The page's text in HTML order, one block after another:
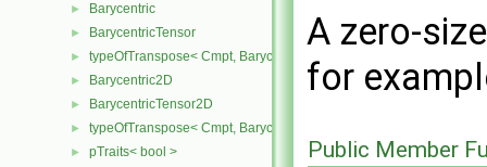
► Barycentric
► BarycentricTensor
► typeOfTranspose< Cmpt, BarycentricTensor< Cmpt > >
► Barycentric2D
► BarycentricTensor2D
► typeOfTranspose< Cmpt, BarycentricTensor2D< Cmpt > >
► pTraits< bool >
A zero-
for
Public Member